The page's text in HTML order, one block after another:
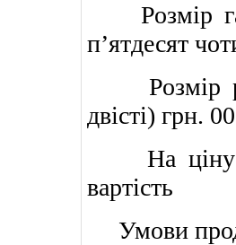
Розмір
п’ятдесят
Розмір
двісті) грн.
На ціну
вартість
Умови